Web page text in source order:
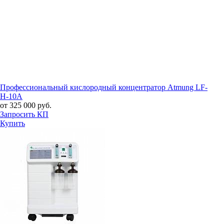
Профессиональный кислородный концентратор Atmung LF-
H-10A
от 325 000 руб.
Запросить КП
Купить